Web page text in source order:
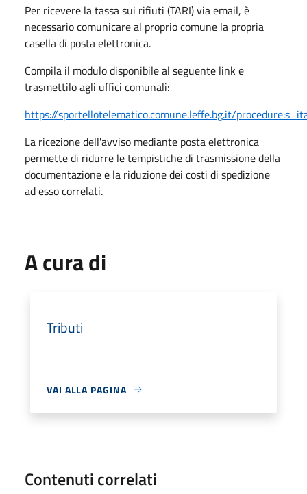
Per ricevere la tassa sui rifiuti (TARI) via email, è
necessario comunicare al proprio comune la propria
casella di posta elettronica.
Compila il modulo disponibile al seguente link e
trasmettilo agli uffici comunali:
https://sportellotelematico.comune.leffe.bg.it/
La ricezione dell'avviso mediante posta elettronica
permette di ridurre le tempistiche di trasmissione della
documentazione e la riduzione dei costi di spedizione
ad esso correlati.
A cura di
Tributi
VAI ALLA PAGINA
Contenuti correlati